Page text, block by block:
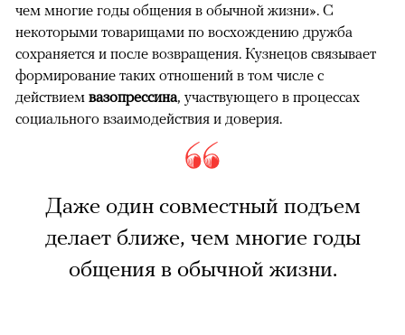
чем многие годы общения в обычной жизни». С
некоторыми товарищами по восхождению дружба
сохраняется и после возвращения. Кузнецов связывает
формирование таких отношений в том числе с
действием вазопрессина, участвующего в процессах
социального взаимодействия и доверия.
Даже один совместный подъем
делает ближе, чем многие годы
общения в обычной жизни.